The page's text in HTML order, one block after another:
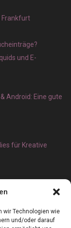
wir Technologien wie
und/oder darauf
Frankfurt
und E-
Android: Eine gute
für Kreative